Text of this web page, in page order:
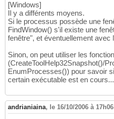
[Windows]
Il y a différents moyens.
Si le processus possède une
FindWindow() s'il existe une
fenêtre", et éventuellement avec
Sinon, on peut utiliser les
(CreateToolHelp32Snapshot()/
EnumProcesses()) pour savoir
certain exécutable est en cours...
andrianiaina, le 16/10/2006 à 17h06